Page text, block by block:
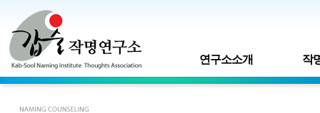
연구소소개 작